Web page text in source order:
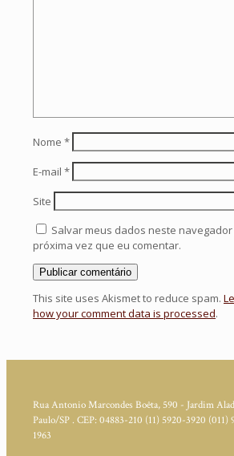
Nome *
E-mail *
Site
Salvar meus dados neste
próxima vez que eu comentar.
This site uses Akismet to reduce spam.
how your comment data is processed.
Rua Antonio Marcondes Boêta, 590 - Jardim
Paulo/SP . CEP: 04883-210 (11) 5920-3920 (011)
1963